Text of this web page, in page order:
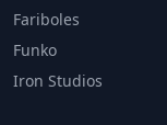
Fariboles
Funko
Iron Studios